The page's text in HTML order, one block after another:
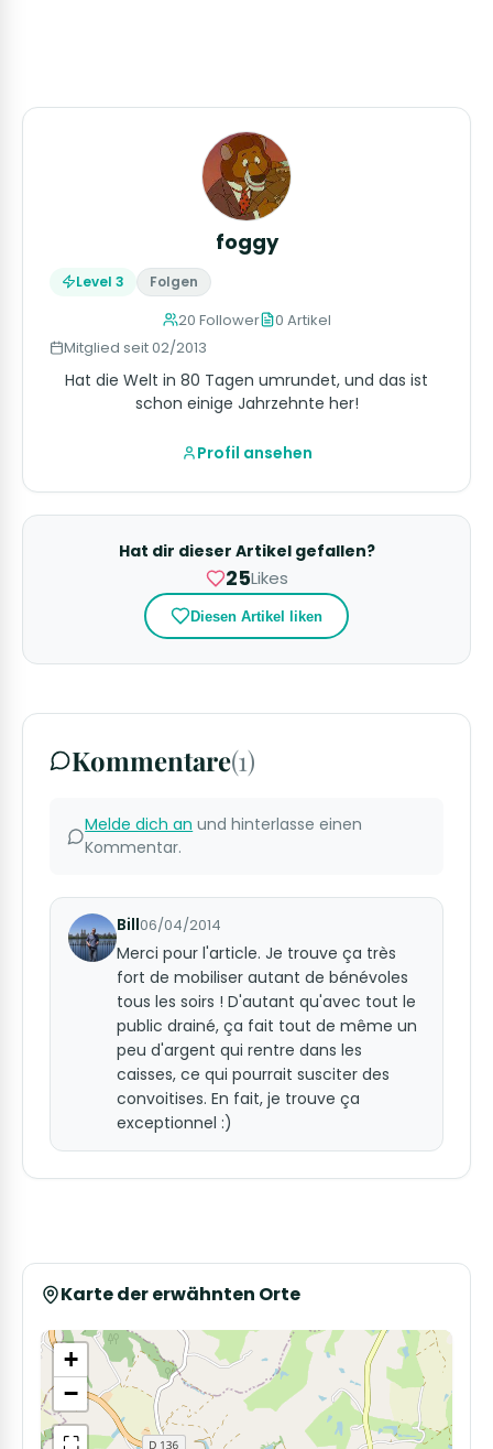
foggy
Level 3 Folgen
20 Follower
0 Artikel
Mitglied seit 02/2013
Hat die Welt in 80 Tagen umrundet, und das ist
schon einige Jahrzehnte her!
Profil ansehen
Hat dir dieser Artikel gefallen?
25Likes
Diesen Artikel liken
Kommentare(1)
Melde dich an und hinterlasse einen
Kommentar.
Bill06/04/2014
Merci pour l'article. Je trouve ça très
fort de mobiliser autant de bénévoles
tous les soirs ! D'autant qu'avec tout le
public drainé, ça fait tout de même un
peu d'argent qui rentre dans les
caisses, ce qui pourrait susciter des
convoitises. En fait, je trouve ça
exceptionnel :)
Karte der erwähnten Orte
+
−
⛶